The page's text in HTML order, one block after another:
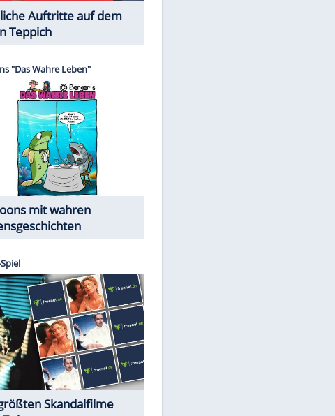
Die Öffentlichkeit schaut zu:
Peinliche Auftritte auf dem
roten Teppich